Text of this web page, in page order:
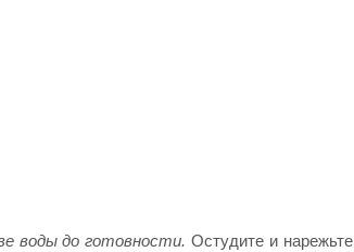
воды до готовности. Остудите и нарежьте